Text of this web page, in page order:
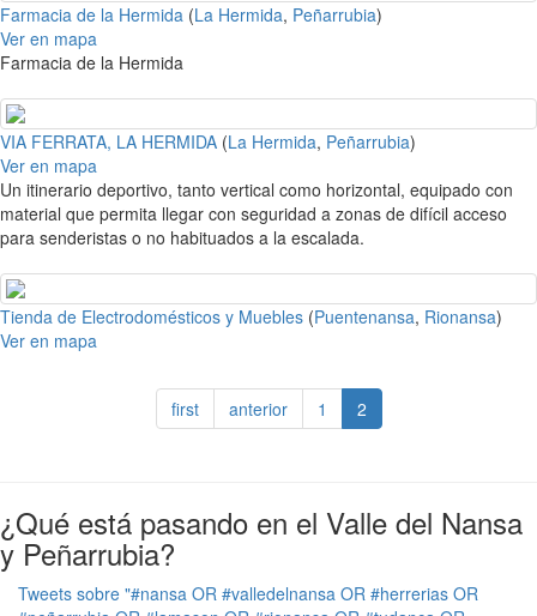
Farmacia de la Hermida (La Hermida, Peñarrubia)
Ver en mapa
Farmacia de la Hermida
VIA FERRATA, LA HERMIDA (La Hermida, Peñarrubia)
Ver en mapa
Un itinerario deportivo, tanto vertical como horizontal, equipado con
material que permita llegar con seguridad a zonas de difícil acceso
para senderistas o no habituados a la escalada.
Tienda de Electrodomésticos y Muebles (Puentenansa, Rionansa)
Ver en mapa
first anterior 1 2
¿Qué está pasando en el Valle del Nansa
y Peñarrubia?
Tweets sobre "#nansa OR #valledelnansa OR #herrerias OR